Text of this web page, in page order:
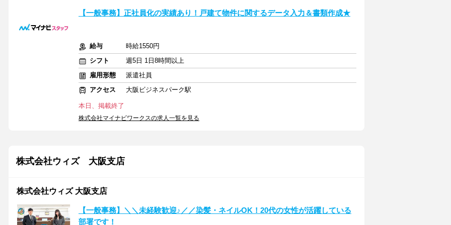
【一般事務】正社員化の実績あり！戸建て物件に関するデータ入力＆書類作成★
給与
時給1550円
シフト
週5日 1日8時間以上
雇用形態
派遣社員
アクセス
大阪ビジネスパーク駅
本日、掲載終了
株式会社マイナビワークスの求人一覧を見る
株式会社ウィズ 大阪支店
株式会社ウィズ 大阪支店
【一般事務】＼＼未経験歓迎♪／／染髪・ネイルOK！20代の女性が活躍している
部署です！